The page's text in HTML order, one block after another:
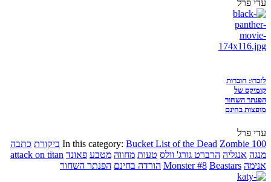
עדי פרל
לזכרו: חוברות
קומיקס של
הפנתר השחור
מופצות בחינם
עדי פרל
In this category: Bucket List of the Dead Zombie 100 ביקורת כתבה
מנגה אנגליה הרברט גורג' וולס טעות מחווה מטבע פאונד attack on titan
אנימה
Monster #8 Beastars הורדה בחינם הפנתר השחור